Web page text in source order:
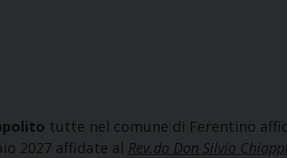
tutte nel comune di Ferentino
2027 affidate al Rev.do Don Silvio